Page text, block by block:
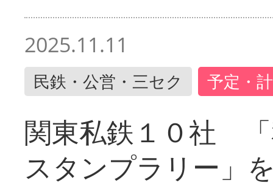
2025.11.11
民鉄・公営・三セク 予定・
関東私鉄１０社
スタンプラリー」